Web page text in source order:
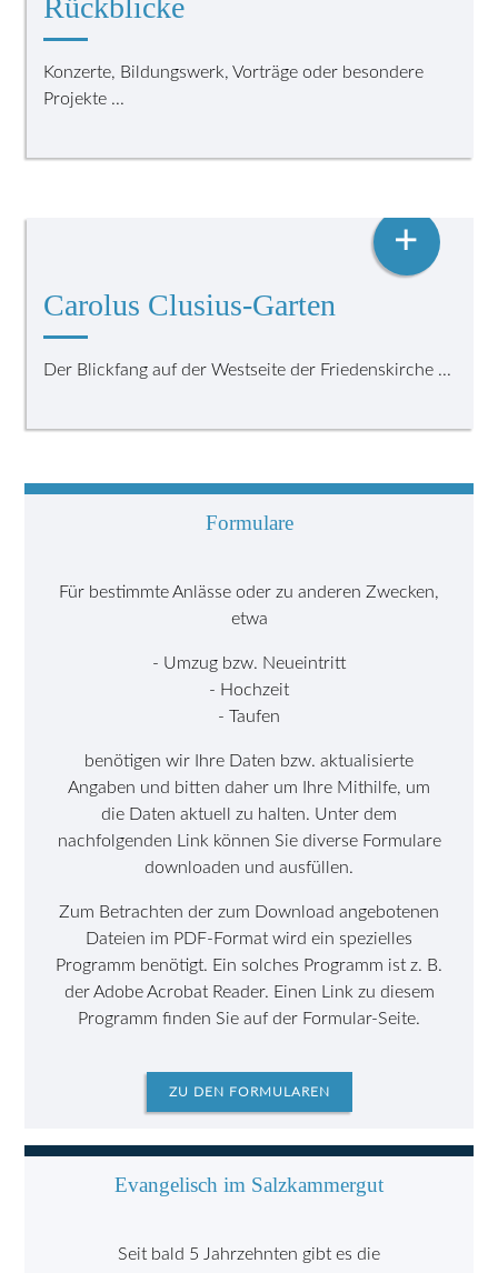
Rückblicke
Konzerte, Bildungswerk, Vorträge oder besondere
Projekte ...
Carolus Clusius-Garten
Der Blickfang auf der Westseite der Friedenskirche ...
+
Formulare
Für bestimmte Anlässe oder zu anderen Zwecken,
etwa
- Umzug bzw. Neueintritt
- Hochzeit
- Taufen
benötigen wir Ihre Daten bzw. aktualisierte
Angaben und bitten daher um Ihre Mithilfe, um
die Daten aktuell zu halten. Unter dem
nachfolgenden Link können Sie diverse Formulare
downloaden und ausfüllen.
Zum Betrachten der zum Download angebotenen
Dateien im PDF-Format wird ein spezielles
Programm benötigt. Ein solches Programm ist z. B.
der Adobe Acrobat Reader. Einen Link zu diesem
Programm finden Sie auf der Formular-Seite.
ZU DEN FORMULAREN
Evangelisch im Salzkammergut
Seit bald 5 Jahrzehnten gibt es die